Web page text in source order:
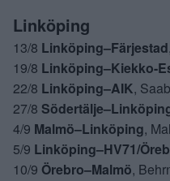
Linköping
13/8 Linköping–Färjestad
19/8 Linköping–Kiekko-
22/8 Linköping–AIK,
27/8
4/9 Malmö–Linköping,
5/9 Linköping–HV71/
10/9 Örebro–Malmö,